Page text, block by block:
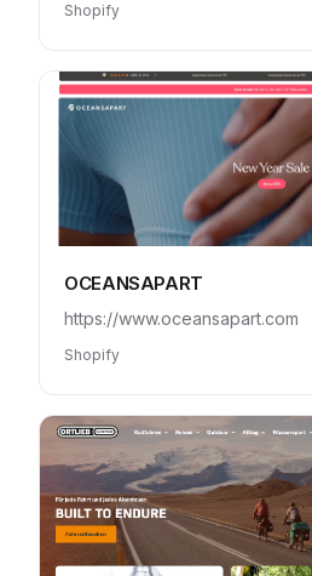
Shopify
OCEANSAPART
https://www.oceansapart.com
Shopify